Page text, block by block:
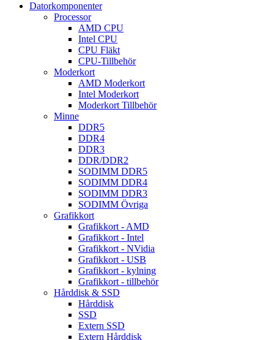
Datorkomponenter
Processor
AMD CPU
Intel CPU
CPU Fläkt
CPU-Tillbehör
Moderkort
AMD Moderkort
Intel Moderkort
Moderkort Tillbehör
Minne
DDR5
DDR4
DDR3
DDR/DDR2
SODIMM DDR5
SODIMM DDR4
SODIMM DDR3
SODIMM Övriga
Grafikkort
Grafikkort - AMD
Grafikkort - Intel
Grafikkort - NVidia
Grafikkort - USB
Grafikkort - kylning
Grafikkort - tillbehör
Hårddisk & SSD
Hårddisk
SSD
Extern SSD
Extern Hårddisk